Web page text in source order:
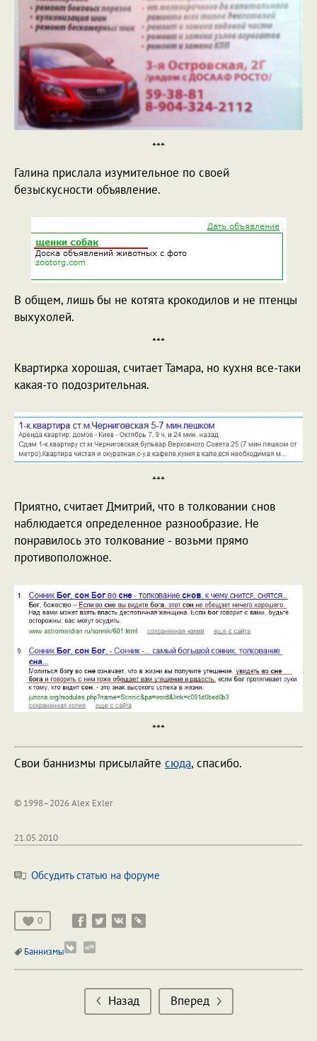
***
Галина прислала изумительное по своей
безыскусности объявление.
В общем, лишь бы не котята крокодилов и не птенцы
выхухолей.
***
Квартирка хорошая, считает Тамара, но кухня все-таки
какая-то подозрительная.
***
Приятно, считает Дмитрий, что в толковании снов
наблюдается определенное разнообразие. Не
понравилось это толкование - возьми прямо
противоположное.
***
Свои баннизмы присылайте сюда, спасибо.
© 1998–2026 Alex Exler
21.05.2010
Обсудить статью на форуме
0
Баннизмы
Назад Вперед